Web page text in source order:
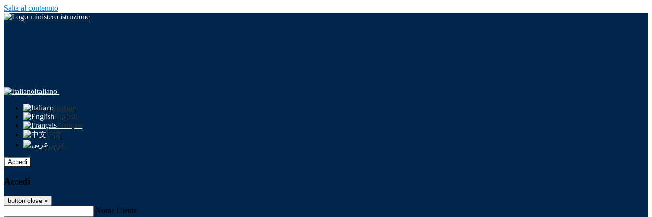
Salta al contenuto
Italiano
Italiano
English
Français
中文
عربى
Accedi
Accedi
button close ×
Nome Utente